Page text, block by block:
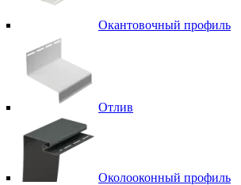
Окантовочный профиль
Отлив
Околооконный профиль